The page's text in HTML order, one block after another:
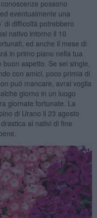
possono
eventualmente una
di difficoltà potrebbero
nativo intorno il 10
ed anche il mese di
in primo piano nella tua
aspetto. Se sei single,
con amici, poco primia di
puó mancare, avrai voglia
giorno in un luogo
giornate fortunate. La
di Urano il 23 agosto
ai nativi di fine